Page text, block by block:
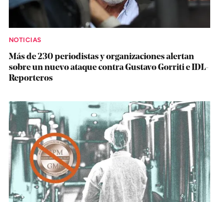
NOTICIAS
Más de 230 periodistas y organizaciones alertan
sobre un nuevo ataque contra Gustavo Gorriti e IDL-
Reporteros